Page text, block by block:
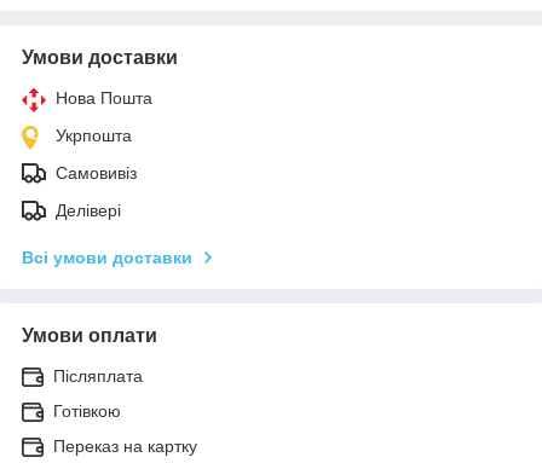
Умови доставки
Нова Пошта
Укрпошта
Самовивіз
Делівері
Всі умови доставки
Умови оплати
Післяплата
Готівкою
Переказ на картку